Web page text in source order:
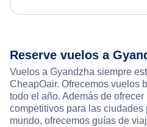
Reserve vuelos a
Vuelos a Gyandzha siempre
CheapOair. Ofrecemos vuelos
todo el año. Además de
competitivos para las ciudades
mundo, ofrecemos guías de